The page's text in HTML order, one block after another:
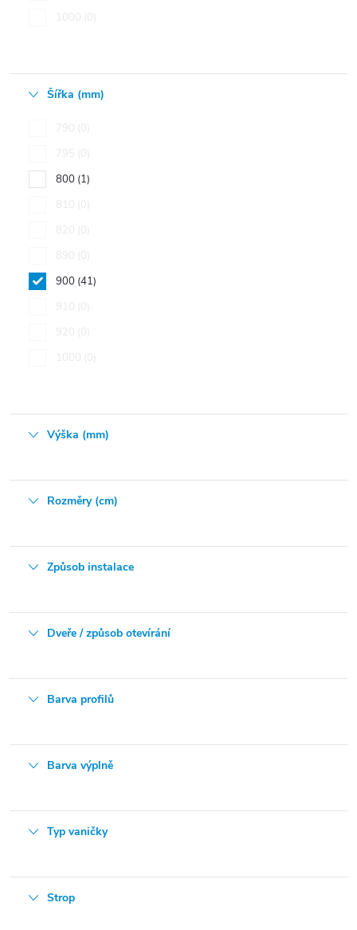
1000
0
Šířka (mm)
790
0
795
0
800 1
810
0
820
0
890
0
900 41
910
0
920
0
1000
0
Výška (mm)
Rozměry (cm)
Způsob instalace
Dveře / způsob otevírání
Barva profilů
Barva výplně
Typ vaničky
Strop